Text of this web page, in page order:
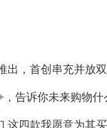
出，首创串充并放
告诉你未来购物什
这四款我愿意为其